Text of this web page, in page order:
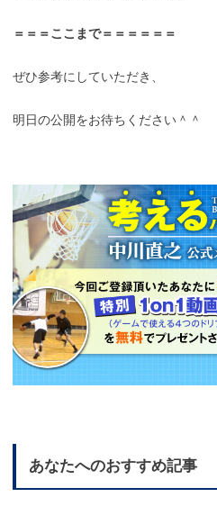
＝＝＝ここまで＝＝＝＝＝＝
ぜひ参考にしていただき、
明日の公開をお待ちください＾＾
あなたへのおすすめ記事